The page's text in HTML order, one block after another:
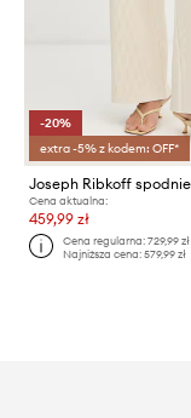
-20%
extra -5% z kodem: OFF*
Cena aktualna:
459,99 zł
Cena regularna:729,99 zł
Najniższa cena:579,99 zł